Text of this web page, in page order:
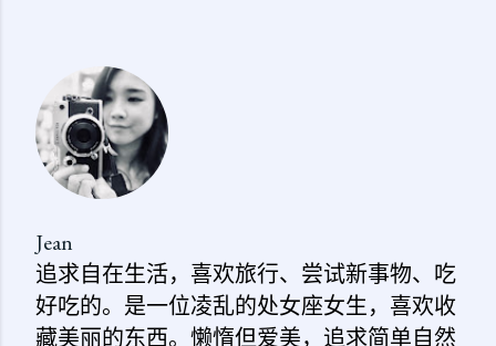
Jean
追求自在生活，喜欢旅行、尝试新事物、吃
好吃的。是一位凌乱的处女座女生，喜欢收
藏美丽的东西。懒惰但爱美，追求简单自然